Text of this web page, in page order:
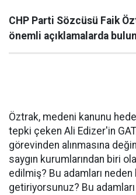
CHP Parti Sözcüsü Faik
önemli açıklamalarda
Öztrak, medeni kanunu
tepki çeken Ali Edizer'in
görevinden alınmasına
saygın kurumlarından biri
edilmiş? Bu adamları
getiriyorsunuz? Bu